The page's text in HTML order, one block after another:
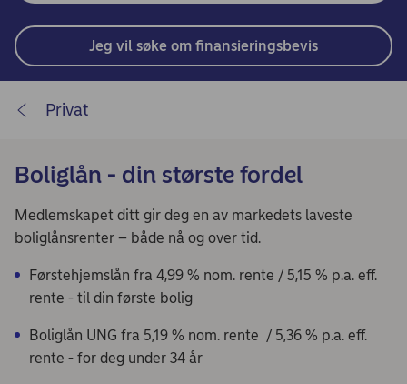
Jeg vil søke om finansieringsbevis
Privat
Boliglån - din største fordel
Medlemskapet ditt gir deg en av markedets laveste
boliglånsrenter – både nå og over tid.
Førstehjemslån fra 4,99 % nom. rente / 5,15 % p.a. eff.
rente - til din første bolig
Boliglån UNG fra 5,19 % nom. rente / 5,36 % p.a. eff.
rente - for deg under 34 år